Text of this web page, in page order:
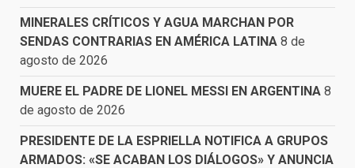
MINERALES CRÍTICOS Y AGUA MARCHAN POR
SENDAS CONTRARIAS EN AMÉRICA LATINA 8 de
agosto de 2026
MUERE EL PADRE DE LIONEL MESSI EN ARGENTINA 8
de agosto de 2026
PRESIDENTE DE LA ESPRIELLA NOTIFICA A GRUPOS
ARMADOS: «SE ACABAN LOS DIÁLOGOS» Y ANUNCIA